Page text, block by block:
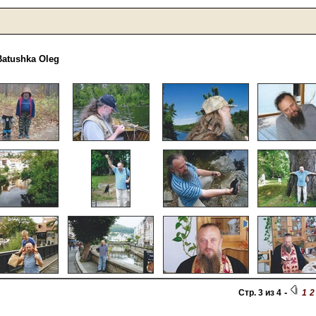
Oleg
Стр. 3 из 4 - 1 2